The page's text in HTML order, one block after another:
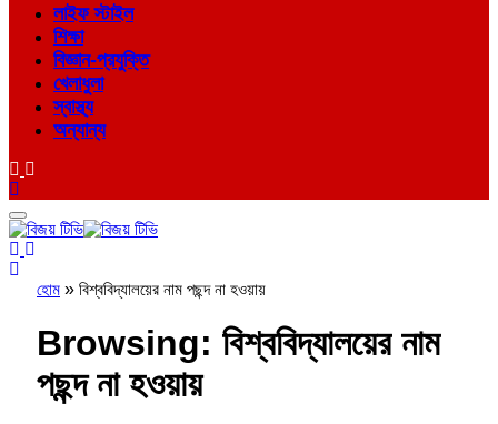
লাইফ স্টাইল
শিক্ষা
বিজ্ঞান-প্রযুক্তি
খেলাধুলা
স্বাস্থ্য
অন্যান্য
হোম » বিশ্ববিদ্যালয়ের নাম পছন্দ না হওয়ায়
Browsing: বিশ্ববিদ্যালয়ের নাম
পছন্দ না হওয়ায়